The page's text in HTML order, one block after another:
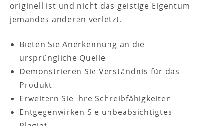
originell ist und nicht das geistige Eigentum
jemandes anderen verletzt.
Bieten Sie Anerkennung an die
ursprüngliche Quelle
Demonstrieren Sie Verständnis für das
Produkt
Erweitern Sie Ihre Schreibfähigkeiten
Entgegenwirken Sie unbeabsichtigtes